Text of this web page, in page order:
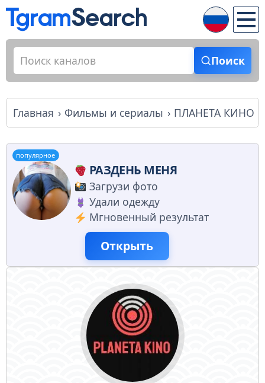
Поиск
Главная Фильмы и сериалы ПЛАНЕТА КИНО
популярное
РАЗДЕНЬ МЕНЯ
Загрузи фото
Удали одежду
Мгновенный результат
Открыть